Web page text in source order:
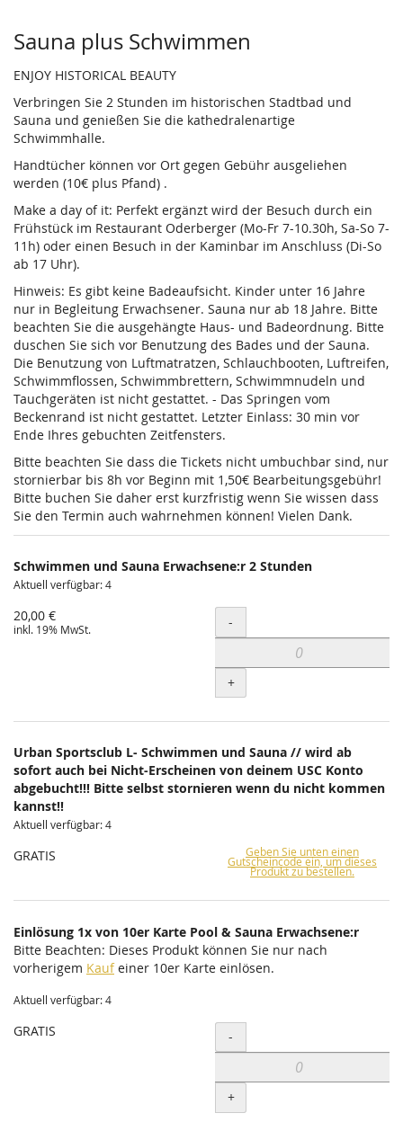
Sauna plus Schwimmen
ENJOY HISTORICAL BEAUTY
Verbringen Sie 2 Stunden im historischen Stadtbad und
Sauna und genießen Sie die kathedralenartige
Schwimmhalle.
Handtücher können vor Ort gegen Gebühr ausgeliehen
werden (10€ plus Pfand) .
Make a day of it: Perfekt ergänzt wird der Besuch durch ein
Frühstück im Restaurant Oderberger (Mo-Fr 7-10.30h, Sa-So 7-
11h) oder einen Besuch in der Kaminbar im Anschluss (Di-So
ab 17 Uhr).
Hinweis: Es gibt keine Badeaufsicht. Kinder unter 16 Jahre
nur in Begleitung Erwachsener. Sauna nur ab 18 Jahre. Bitte
beachten Sie die ausgehängte Haus- und Badeordnung. Bitte
duschen Sie sich vor Benutzung des Bades und der Sauna.
Die Benutzung von Luftmatratzen, Schlauchbooten, Luftreifen,
Schwimmflossen, Schwimmbrettern, Schwimmnudeln und
Tauchgeräten ist nicht gestattet. - Das Springen vom
Beckenrand ist nicht gestattet. Letzter Einlass: 30 min vor
Ende Ihres gebuchten Zeitfensters.
Bitte beachten Sie dass die Tickets nicht umbuchbar sind, nur
stornierbar bis 8h vor Beginn mit 1,50€ Bearbeitungsgebühr!
Bitte buchen Sie daher erst kurzfristig wenn Sie wissen dass
Sie den Termin auch wahrnehmen können! Vielen Dank.
Schwimmen und Sauna Erwachsene:r 2 Stunden
Aktuell verfügbar: 4
20,00 €
inkl. 19% MwSt. Menge
-
+
Urban Sportsclub L- Schwimmen und Sauna // wird ab
sofort auch bei Nicht-Erscheinen von deinem USC Konto
abgebucht!!! Bitte selbst stornieren wenn du nicht kommen
kannst!!
Aktuell verfügbar: 4
GRATIS Geben Sie unten einen
Gutscheincode ein, um dieses
Produkt zu bestellen.
Einlösung 1x von 10er Karte Pool & Sauna Erwachsene:r
Bitte Beachten: Dieses Produkt können Sie nur nach
vorherigem Kaufeiner 10er Karte einlösen.
Aktuell verfügbar: 4
GRATIS Menge
-
+